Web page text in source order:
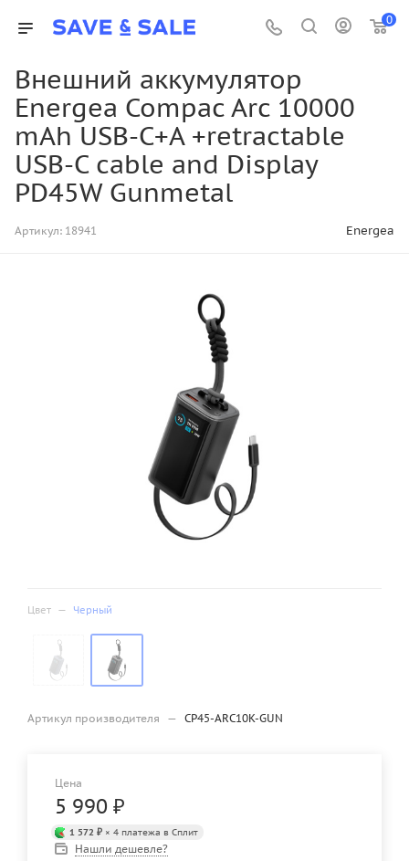
0
Внешний аккумулятор
Energea Compac Arc 10000
mAh USB-C+A +retractable
USB-C cable and Display
PD45W Gunmetal
Артикул: 18941 Energea
Цвет — Черный
Артикул производителя — CP45-ARC10K-GUN
Цена
5 990 ₽
1 572 ₽ × 4 платежа в Сплит
Нашли дешевле?